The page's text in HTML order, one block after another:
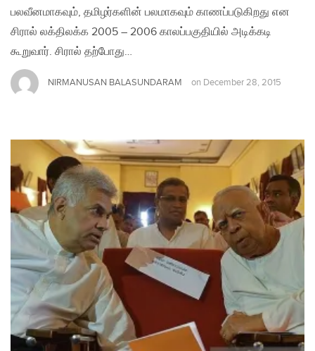
பலவீனமாகவும், தமிழர்களின் பலமாகவும் காணப்படுகிறது என
சிரால் லக்திலக்க 2005 – 2006 காலப்பகுதியில் அடிக்கடி
கூறுவார். சிரால் தற்போது…
NIRMANUSAN BALASUNDARAM on December 28, 2015